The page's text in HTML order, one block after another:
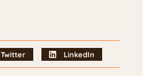
Twitter LinkedIn